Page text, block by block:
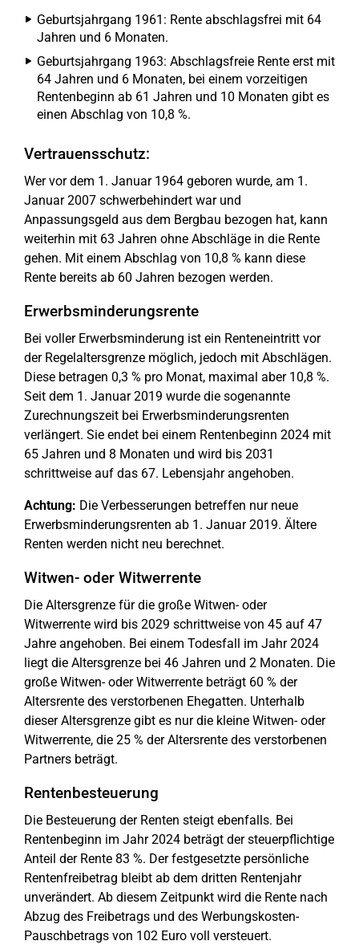
Geburtsjahrgang 1961: Rente abschlagsfrei mit 64
Jahren und 6 Monaten.
Geburtsjahrgang 1963: Abschlagsfreie Rente erst mit
64 Jahren und 6 Monaten, bei einem vorzeitigen
Rentenbeginn ab 61 Jahren und 10 Monaten gibt es
einen Abschlag von 10,8 %.
Vertrauensschutz:
Wer vor dem 1. Januar 1964 geboren wurde, am 1.
Januar 2007 schwerbehindert war und
Anpassungsgeld aus dem Bergbau bezogen hat, kann
weiterhin mit 63 Jahren ohne Abschläge in die Rente
gehen. Mit einem Abschlag von 10,8 % kann diese
Rente bereits ab 60 Jahren bezogen werden.
Erwerbsminderungsrente
Bei voller Erwerbsminderung ist ein Renteneintritt vor
der Regelaltersgrenze möglich, jedoch mit Abschlägen.
Diese betragen 0,3 % pro Monat, maximal aber 10,8 %.
Seit dem 1. Januar 2019 wurde die sogenannte
Zurechnungszeit bei Erwerbsminderungsrenten
verlängert. Sie endet bei einem Rentenbeginn 2024 mit
65 Jahren und 8 Monaten und wird bis 2031
schrittweise auf das 67. Lebensjahr angehoben.
Achtung: Die Verbesserungen betreffen nur neue
Erwerbsminderungsrenten ab 1. Januar 2019. Ältere
Renten werden nicht neu berechnet.
Witwen- oder Witwerrente
Die Altersgrenze für die große Witwen- oder
Witwerrente wird bis 2029 schrittweise von 45 auf 47
Jahre angehoben. Bei einem Todesfall im Jahr 2024
liegt die Altersgrenze bei 46 Jahren und 2 Monaten. Die
große Witwen- oder Witwerrente beträgt 60 % der
Altersrente des verstorbenen Ehegatten. Unterhalb
dieser Altersgrenze gibt es nur die kleine Witwen- oder
Witwerrente, die 25 % der Altersrente des verstorbenen
Partners beträgt.
Rentenbesteuerung
Die Besteuerung der Renten steigt ebenfalls. Bei
Rentenbeginn im Jahr 2024 beträgt der steuerpflichtige
Anteil der Rente 83 %. Der festgesetzte persönliche
Rentenfreibetrag bleibt ab dem dritten Rentenjahr
unverändert. Ab diesem Zeitpunkt wird die Rente nach
Abzug des Freibetrags und des Werbungskosten-
Pauschbetrags von 102 Euro voll versteuert.